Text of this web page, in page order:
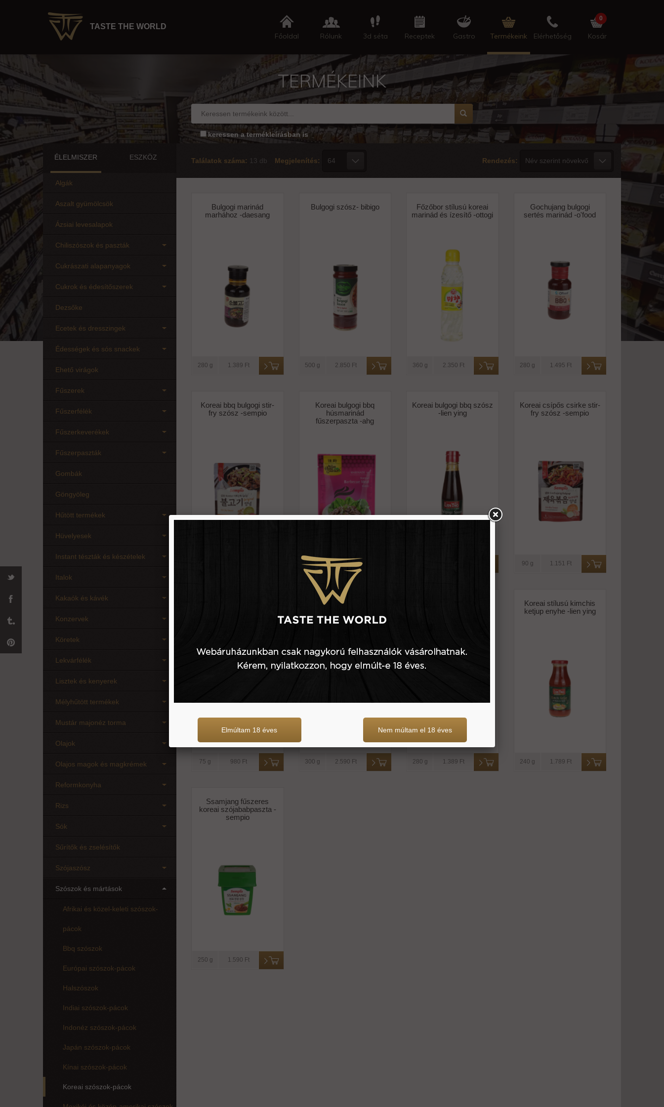
TASTE THE WORLD
Főoldal Rólunk 3d séta Receptek Gastro Termékeink Elérhetőség Kosár
0
TERMÉKEINK
keressen a termékleírásban is
ÉLELMISZER ESZKÖZ
Algák
Aszalt gyümölcsök
Ázsiai levesalapok
Chiliszószok és paszták
Cukrászati alapanyagok
Cukrok és édesítőszerek
Dezsőke
Ecetek és dresszingek
Édességek és sós snackek
Ehető virágok
Fűszerek
Fűszerfélék
Fűszerkeverékek
Fűszerpaszták
Gombák
Göngyöleg
Hűtött termékek
Hüvelyesek
Instant tészták és készételek
Italok
Kakaók és kávék
Konzervek
Köretek
Lekvárfélék
Lisztek és kenyerek
Mélyhűtött termékek
Mustár majonéz torma
Olajok
Olajos magok és magkrémek
Reformkonyha
Rizs
Sók
Sűrítők és zselésítők
Szójaszósz
Szószok és mártások
Afrikai és közel-keleti szószok-
pácok
Bbq szószok
Európai szószok-pácok
Halszószok
Indiai szószok-pácok
Indonéz szószok-pácok
Japán szószok-pácok
Kínai szószok-pácok
Koreai szószok-pácok
Találatok száma: 13 db Megjelenítés: Rendezés:
Bulgogi marinád
marhához -daesang
280 g 1.389 Ft
Bulgogi szósz- bibigo
500 g 2.850 Ft
Főzőbor stílusú koreai
marinád és ízesítő -ottogi
360 g 2.350 Ft
Gochujang bulgogi
sertés marinád -o'food
280 g 1.495 Ft
Koreai bbq bulgogi stir-
fry szósz -sempio
Koreai bulgogi bbq
húsmarinád
fűszerpaszta -ahg
50 g 890 Ft
Koreai bulgogi bbq szósz
-lien ying
Koreai csípős csirke stir-
fry szósz -sempio
90 g 1.151 Ft
75 g 980 Ft
Koreai kalbi bbq marinád
300 g 2.590 Ft 280 g 1.389 Ft
Koreai stílusú kimchis
ketjup enyhe -lien ying
240 g 1.789 Ft
Ssamjang fűszeres
koreai szójababpaszta -
sempio
250 g 1.590 Ft
Elmúltam 18 éves Nem múltam el 18 éves